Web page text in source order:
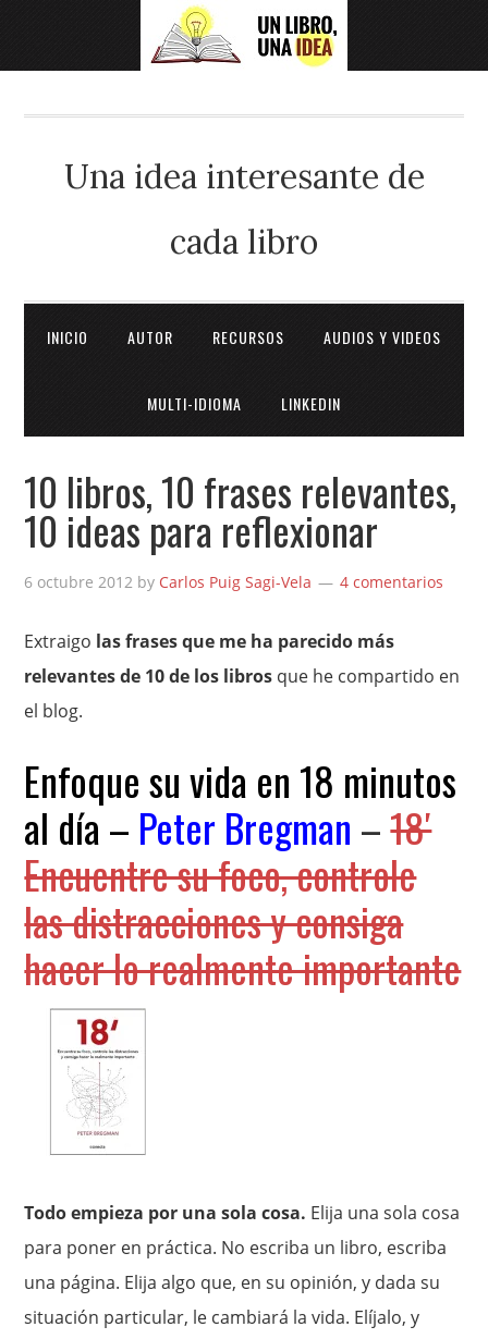
Una idea interesante de
cada libro
INICIO AUTOR RECURSOS AUDIOS Y VIDEOS
MULTI-IDIOMA LINKEDIN
10 libros, 10 frases relevantes,
10 ideas para reflexionar
6 octubre 2012 by Carlos Puig Sagi-Vela 4 comentarios
Extraigo las frases que me ha parecido más
relevantes de 10 de los libros que he compartido en
el blog.
Enfoque su vida en 18 minutos
al día – Peter Bregman –18′
Encuentre su foco, controle
las distracciones y consiga
hacer lo realmente importante
Todo empieza por una sola cosa. Elija una sola cosa
para poner en práctica. No escriba un libro, escriba
una página. Elija algo que, en su opinión, y dada su
situación particular, le cambiará la vida. Elíjalo, y